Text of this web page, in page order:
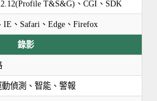
T&S&G)、CGI、SDK
IE、Safari、Edge、Firefox
錄影
偵測、智能、警報